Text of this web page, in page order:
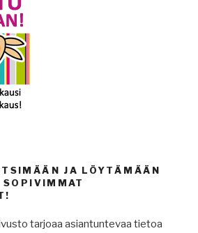
JA LÖYTÄMÄÄN
tarjoaa asiantuntevaa tietoa